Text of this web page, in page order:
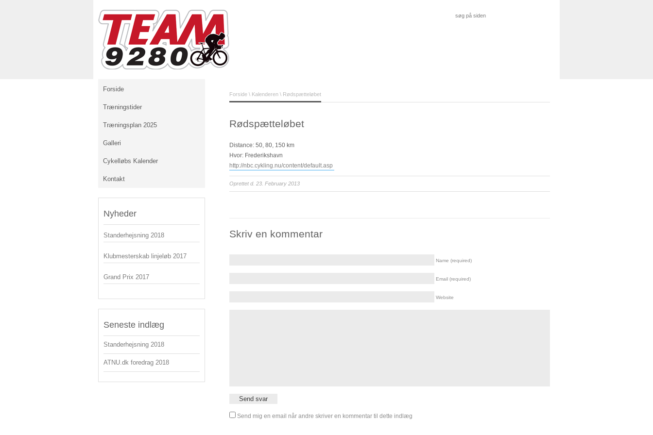
Forside
Træningstider
Træningsplan 2025
Galleri
Cykelløbs Kalender
Kontakt
Nyheder
Standerhejsning 2018
Klubmesterskab linjeløb 2017
Grand Prix 2017
Seneste indlæg
Standerhejsning 2018
ATNU.dk foredrag 2018
Forside \ Kalenderen \ Rødspætteløbet
Rødspætteløbet
Distance: 50, 80, 150 km
Hvor: Frederikshavn
http://nbc.cykling.nu/content/default.asp
Oprettet d. 23. February 2013
Skriv en kommentar
Name (required)
Email (required)
Website
Send mig en email når andre skriver en kommentar til dette indlæg